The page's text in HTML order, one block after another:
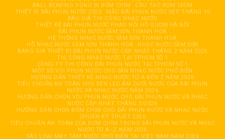
BALL BEARING VÒNG BI BƠM CHÌM
CẦU TẠO BƠM CHÌM
THIẾT BỊ ĐÀI PHUN NƯỚC 2025
MẪU ĐÀI PHUN NƯỚC ĐẸP THÁNG 10
BÁO GIÁ THI CÔNG NHẠC NƯỚC
THIẾT KẾ ĐÀI PHUN NƯỚC PHAO NỔI HỒ GƯƠM HÀ NỘI
ĐÀI PHUN NƯỚC SẦM SƠN THANH HOÁ
HỆ THỐNG NHẠC NƯỚC SẦM SƠN THANH HOÁ
HỒ NHẠC NƯỚC SẦM SƠN THANH HOÁ
NHẠC NƯỚC SẦM SƠN
BẢNG GIÁ THIẾT BỊ ĐÀI PHUN NƯỚC CẬP NHẬT THÁNG 2 NĂM 2026
THI CÔNG NHẠC NƯỚC TẠI TPHCM SỐ 1
CÔNG TY THI CÔNG ĐÀI PHUN NƯỚC TẠI TPHCM SỐ 1
MỘT SỐ VÒI PHUN NƯỚC CHO SÀN NHẠC NƯỚC PHỔ BIẾN
HƯỚNG DẪN THIẾT KẾ NHẠC NƯỚC TỪ A ĐẾN Z NĂM 2026
TIÊU CHUẨN AN TOÀN CHO ĐÈN LED ÂM DƯỚI NƯỚC CỦA ĐÀI PHUN
NƯỚC VÀ NHẠC NƯỚC NĂM 2026
HƯỚNG DẪN CHỌN VÒI PHUN NƯỚC CHO ĐÀI PHUN NƯỚC VÀ NHẠC
NƯỚC CẬP NHẬT THÁNG 3/2026
HƯỚNG DẪN CHỌN BƠM CHÌM CHO ĐÀI PHUN NƯỚC VÀ NHẠC NƯỚC
CHUẨN KỸ THUẬT 2026
TIÊU CHUẨN AN TOÀN CỦA BƠM CHÌM TRONG ĐÀI PHUN NƯỚC VÀ NHẠC
NƯỚC TỪ A–Z NĂM 2026
CÁC LOẠI MÁY TĂM NƯỚC PHỔ BIẾN TẠI VIỆT NAM NĂM 2026